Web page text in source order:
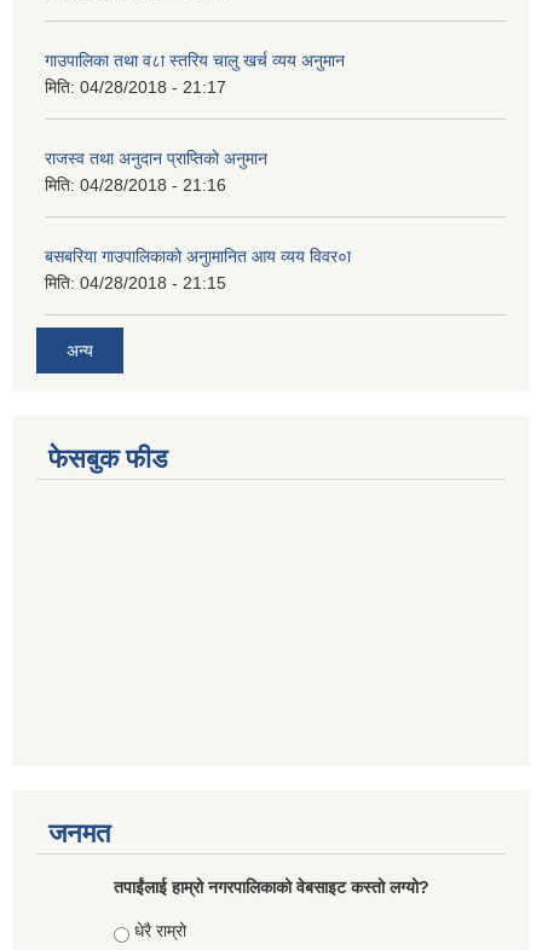
गाउपालिका तथा व८ा स्तरिय चालु खर्च व्यय अनुमान
मिति: 04/28/2018 - 21:17
राजस्व तथा अनुदान प्राप्तिको अनुमान
मिति: 04/28/2018 - 21:16
बसबरिया गाउपालिकाको अनुामानित आय व्यय विवर०ा
मिति: 04/28/2018 - 21:15
अन्य
फेसबुक फीड
जनमत
तपाईंलाई हाम्रो नगरपालिकाको वेबसाइट कस्तो लग्यो?
Choices
धेरै राम्रो